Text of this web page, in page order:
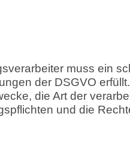
muss ein
der DSGVO
die Art der
und die